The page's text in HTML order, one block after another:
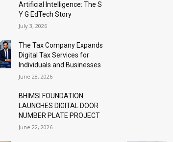
Artificial Intelligence: The S
Y G EdTech Story
July 3, 2026
The Tax Company Expands
Digital Tax Services for
Individuals and Businesses
June 28, 2026
BHIMSI FOUNDATION
LAUNCHES DIGITAL DOOR
NUMBER PLATE PROJECT
June 22, 2026